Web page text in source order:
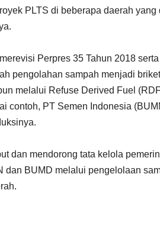
PLTS di beberapa daerah
Perpres 35 Tahun 2018
pengolahan sampah menjadi
melalui Refuse Derived Fuel
contoh, PT Semen Indonesia
dan mendorong tata kelola
dan BUMD melalui pengelolaan